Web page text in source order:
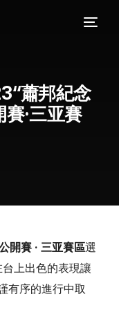
蕭邦紀念
·三亚賽
開賽 · 三亚賽區選
上出色的表現讓
有序的進行中取